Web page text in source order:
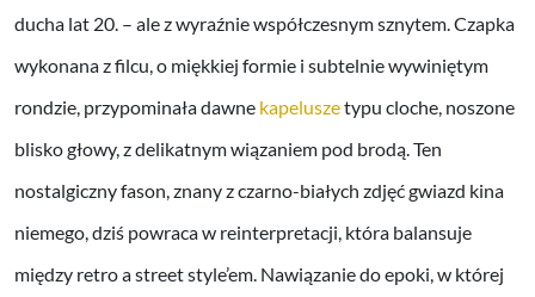
ducha lat 20. – ale z wyraźnie współczesnym sznytem. Czapka
wykonana z filcu, o miękkiej formie i subtelnie wywiniętym
rondzie, przypominała dawne kapeluszetypu cloche, noszone
blisko głowy, z delikatnym wiązaniem pod brodą. Ten
nostalgiczny fason, znany z czarno-białych zdjęć gwiazd kina
niemego, dziś powraca w reinterpretacji, która balansuje
między retro a street style’em. Nawiązanie do epoki, w której